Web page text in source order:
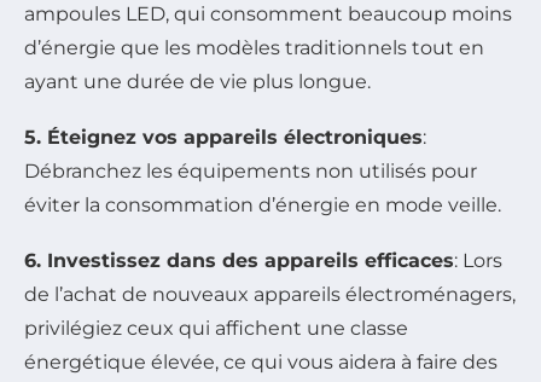
ampoules LED, qui consomment beaucoup moins
d’énergie que les modèles traditionnels tout en
ayant une durée de vie plus longue.
5. Éteignez vos appareils électroniques:
Débranchez les équipements non utilisés pour
éviter la consommation d’énergie en mode veille.
6. Investissez dans des appareils efficaces: Lors
de l’achat de nouveaux appareils électroménagers,
privilégiez ceux qui affichent une classe
énergétique élevée, ce qui vous aidera à faire des